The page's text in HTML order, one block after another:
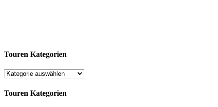
Touren Kategorien
Touren Kategorien